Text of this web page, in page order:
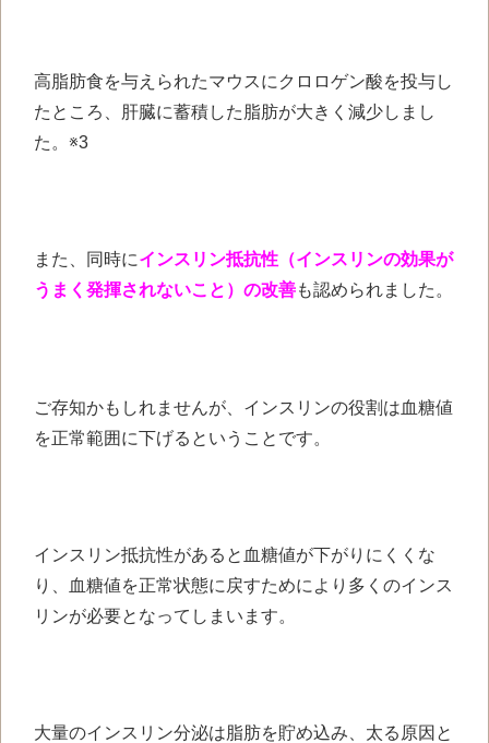
高脂肪食を与えられたマウスにクロロゲン酸を投与し
たところ、肝臓に蓄積した脂肪が大きく減少しまし
た。※3
また、同時にインスリン抵抗性（インスリンの効果が
うまく発揮されないこと）の改善も認められました。
ご存知かもしれませんが、インスリンの役割は血糖値
を正常範囲に下げるということです。
インスリン抵抗性があると血糖値が下がりにくくな
り、血糖値を正常状態に戻すためにより多くのインス
リンが必要となってしまいます。
大量のインスリン分泌は脂肪を貯め込み、太る原因と